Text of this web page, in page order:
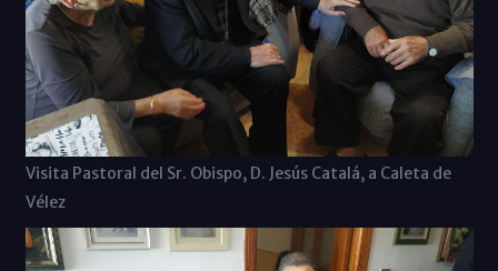
Visita Pastoral del Sr. Obispo, D. Jesús Catalá, a Caleta de
Vélez